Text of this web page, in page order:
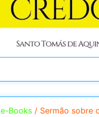
e-Books / Sermão sobre